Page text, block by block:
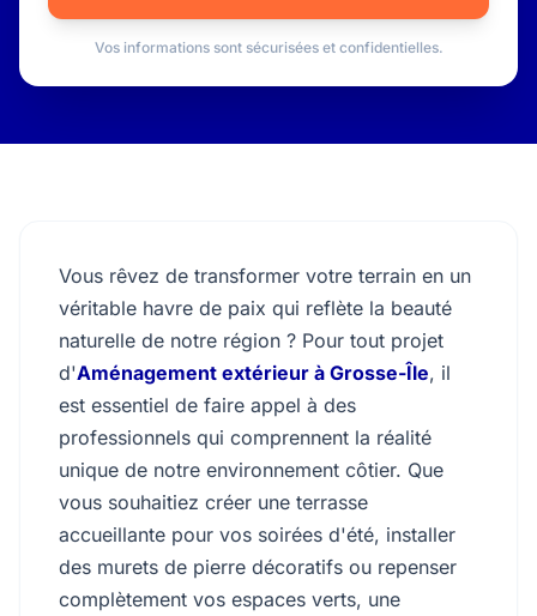
Vos informations sont sécurisées et confidentielles.
Vous rêvez de transformer votre terrain en un
véritable havre de paix qui reflète la beauté
naturelle de notre région ? Pour tout projet
d'Aménagement extérieur à Grosse-Île, il
est essentiel de faire appel à des
professionnels qui comprennent la réalité
unique de notre environnement côtier. Que
vous souhaitiez créer une terrasse
accueillante pour vos soirées d'été, installer
des murets de pierre décoratifs ou repenser
complètement vos espaces verts, une